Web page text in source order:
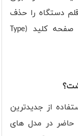
دستگاه را حذف
صفحه کلید (Type
از جدیدترین
حاضر در مدل های